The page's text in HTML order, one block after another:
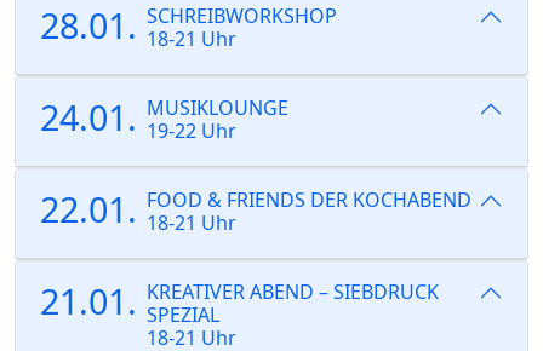
28.01. SCHREIBWORKSHOP
18-21 Uhr
24.01. MUSIKLOUNGE
19-22 Uhr
22.01. FOOD & FRIENDS DER KOCHABEND
18-21 Uhr
21.01. KREATIVER ABEND – SIEBDRUCK
SPEZIAL
18-21 Uhr